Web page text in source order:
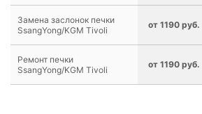
Замена заслонок печки
SsangYong/KGM Tivoli
от 1190 руб.
Ремонт печки
SsangYong/KGM Tivoli
от 1190 руб.